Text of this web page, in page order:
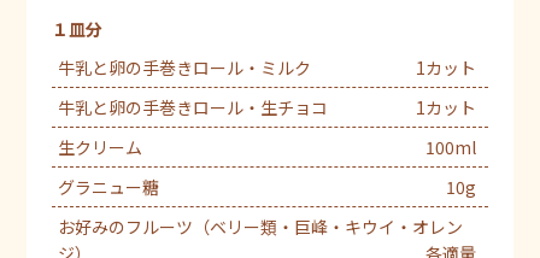
１皿分
牛乳と卵の手巻きロール・ミルク
1カット
牛乳と卵の手巻きロール・生チョコ
1カット
生クリーム
100ml
グラニュー糖
10g
お好みのフルーツ（ベリー類・巨峰・キウイ・オレン